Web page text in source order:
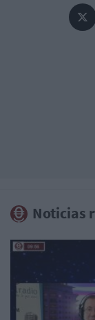
Noticias